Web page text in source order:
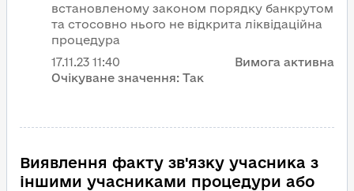
встановленому законом порядку банкрутом
та стосовно нього не відкрита ліквідаційна
процедура
17.11.23 11:40
Вимога активна
Очікуване значення: Так
Виявлення факту зв'язку учасника з
іншими учасниками процедури або